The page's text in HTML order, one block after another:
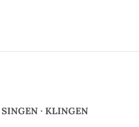
· KLINGEN